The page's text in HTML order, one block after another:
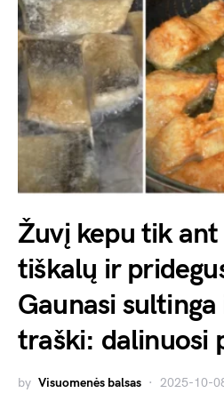
Žuvį kepu tik
tiškalų ir
Gaunasi
traški: dalinuosi
by Visuomenės balsas 2025-10-